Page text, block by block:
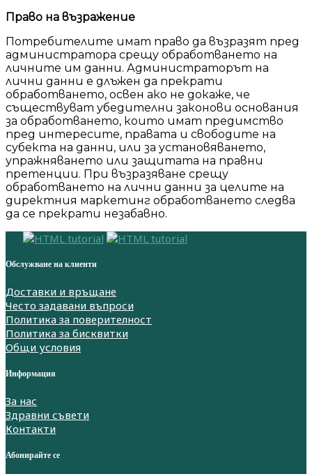
Право на възражение
Потребителите имат право да възразят пред
администратора срещу обработването на
личните им данни. Администраторът на
лични данни е длъжен да прекрати
обработването, освен ако не докаже, че
съществуват убедителни законови основания
за обработването, които имат предимство
пред интересите, правата и свободите на
субекта на данни, или за установяването,
упражняването или защитата на правни
претенции. При възразяване срещу
обработването на лични данни за целите на
директния маркетинг обработването следва
да се прекрати незабавно.
Обслужване на клиенти
Доставки и връщане
Често задавани въпроси
Политика за поверителност
Политика за бисквитки
Общи условия
Информация
За нас
Здравни съвети
Контакти
Абонирайте се